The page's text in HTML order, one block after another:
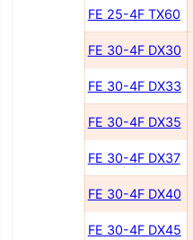
FE 25-4F TX60
FE 30-4F DX30
FE 30-4F DX33
FE 30-4F DX35
FE 30-4F DX37
FE 30-4F DX40
FE 30-4F DX45